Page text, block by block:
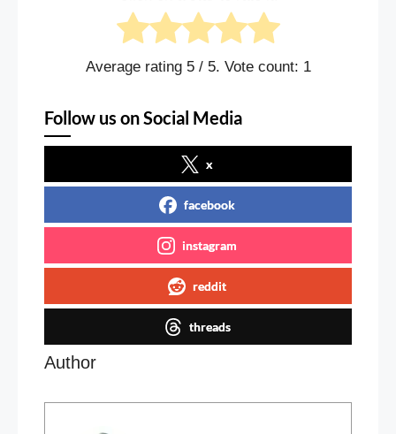
Average rating 5/ 5. Vote count: 1
Follow us on Social Media
x
facebook
instagram
reddit
threads
Author